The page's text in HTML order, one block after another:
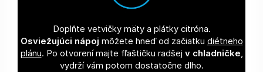
Doplňte vetvičky mäty a plátky citróna.
Osviežujúci nápoj môžete hneď od začiatku diétneho
plánu. Po otvorení majte fľaštičku radšej v chladničke,
vydrží vám potom dostatočne dlho.